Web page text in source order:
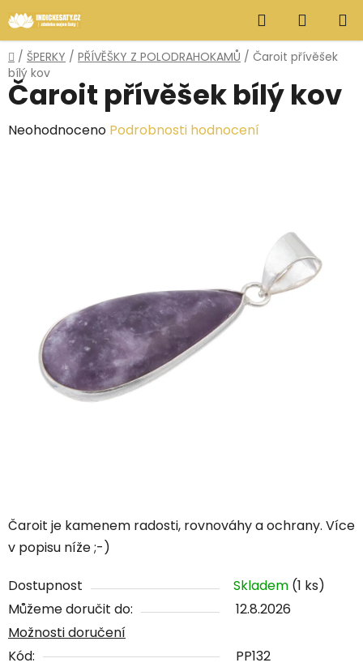
na
obsah
Hledat
KOŠÍK
Domů
/ ŠPERKY / PŘÍVĚŠKY Z POLODRAHOKAMŮ / Čaroit přívěšek
bílý kov
Čaroit je kamenem radosti, rovnováhy a ochrany. Více
v popisu níže ;-)
Dostupnost Skladem (1 ks)
Můžeme doručit do:
12.8.2026
Možnosti doručení
Kód:
PP132
Čaroit přívěšek bílý kov
Průměrné
Neohodnoceno Podrobnosti hodnocení